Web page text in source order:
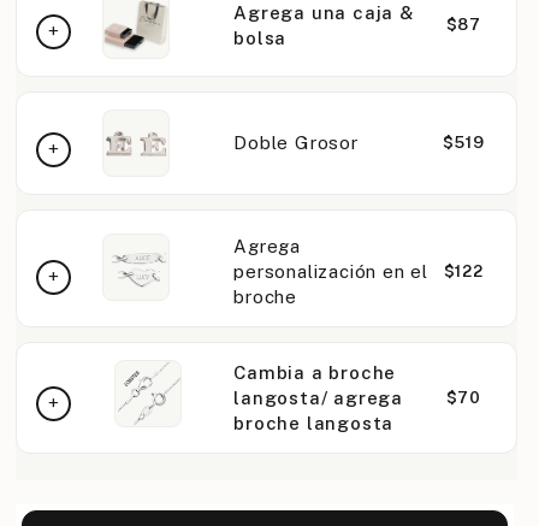
Agrega una caja &
bolsa
$87
Doble Grosor $519
Agrega
personalización en el
broche
$122
Cambia a broche
langosta/ agrega
broche langosta
$70